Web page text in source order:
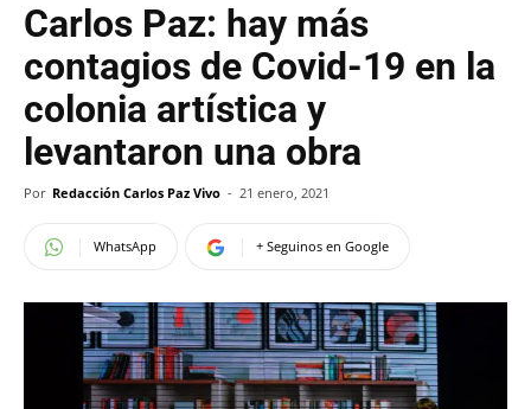
Carlos Paz: hay más
contagios de Covid-19 en la
colonia artística y
levantaron una obra
Por Redacción Carlos Paz Vivo - 21 enero, 2021
WhatsApp + Seguinos en Google